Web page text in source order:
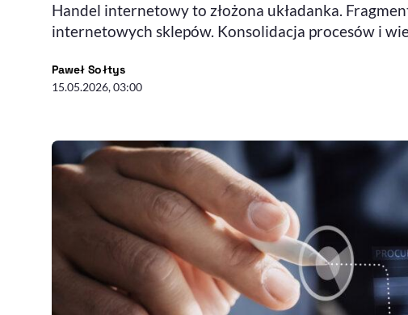
Handel internetowy to złożona układanka.
internetowych sklepów. Konsolidacja procesów i
Paweł Sołtys- autor artykułu - profil
15.05.2026, 03:00